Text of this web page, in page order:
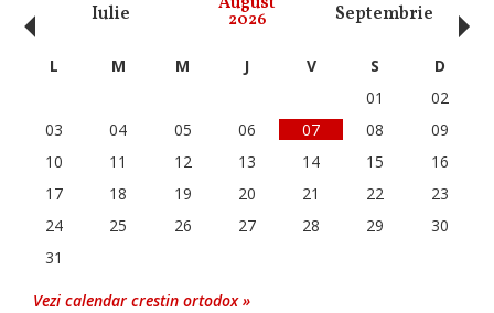
Iulie 2026 Septembrie
‹ L M M J V S
D
01
02
03
04 05 06 07 08
09
10
11 12 13 14 15
16
17
18 19 20 21 22
23
24
25 26 27 28 29
30
31
Vezi calendar crestin ortodox »